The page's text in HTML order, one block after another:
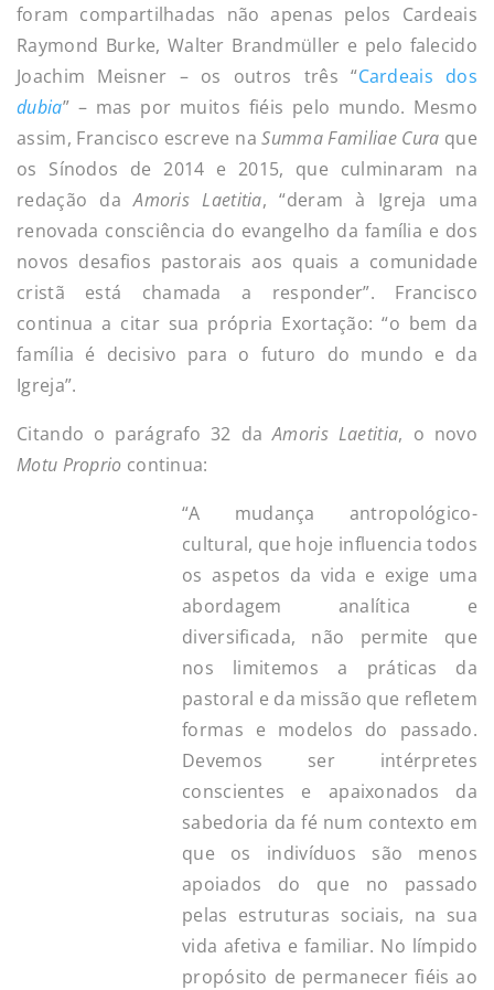
foram compartilhadas não apenas pelos Cardeais
Raymond Burke, Walter Brandmüller e pelo falecido
Joachim Meisner – os outros três “Cardeais dos
dubia” – mas por muitos fiéis pelo mundo. Mesmo
assim, Francisco escreve naSumma Familiae Cura que
os Sínodos de 2014 e 2015, que culminaram na
redação daAmoris Laetitia, “deram à Igreja uma
renovada consciência do evangelho da família e dos
novos desafios pastorais aos quais a comunidade
cristã está chamada a responder”. Francisco
continua a citar sua própria Exortação: “o bem da
família é decisivo para o futuro do mundo e da
Igreja”.
Citando o parágrafo 32 daAmoris Laetitia, o novo
Motu Proprio continua:
“A mudança antropológico-
cultural, que hoje influencia todos
os aspetos da vida e exige uma
abordagem analítica e
diversificada, não permite que
nos limitemos a práticas da
pastoral e da missão que refletem
formas e modelos do passado.
Devemos ser intérpretes
conscientes e apaixonados da
sabedoria da fé num contexto em
que os indivíduos são menos
apoiados do que no passado
pelas estruturas sociais, na sua
vida afetiva e familiar. No límpido
propósito de permanecer fiéis ao